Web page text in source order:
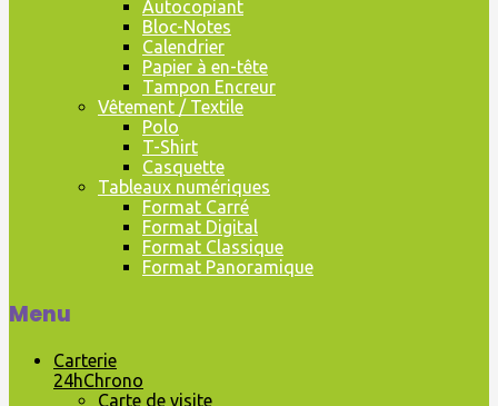
Autocopiant
Bloc-Notes
Calendrier
Papier à en-tête
Tampon Encreur
Vêtement / Textile
Polo
T-Shirt
Casquette
Tableaux numériques
Format Carré
Format Digital
Format Classique
Format Panoramique
Menu
Carterie
24hChrono
Carte de visite